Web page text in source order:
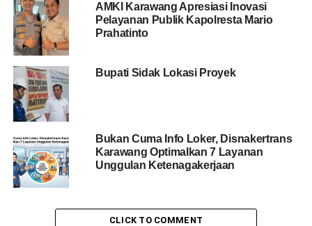
AMKI Karawang Apresiasi Inovasi
Pelayanan Publik Kapolresta Mario
Prahatinto
Bupati Sidak Lokasi Proyek
Bukan Cuma Info Loker, Disnakertrans
Karawang Optimalkan 7 Layanan
Unggulan Ketenagakerjaan
CLICK TO COMMENT